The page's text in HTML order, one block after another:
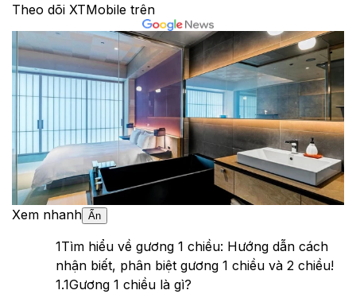
Theo dõi XTMobile trên
Xem nhanh Ẩn
1Tìm hiểu về gương 1 chiều: Hướng dẫn cách
nhận biết, phân biệt gương 1 chiều và 2 chiều!
1.1Gương 1 chiều là gì?